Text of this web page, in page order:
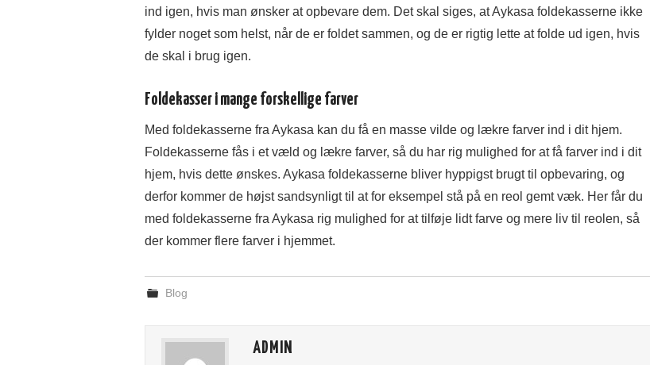
ind igen, hvis man ønsker at opbevare dem. Det skal siges, at Aykasa foldekasserne ikke
fylder noget som helst, når de er foldet sammen, og de er rigtig lette at folde ud igen, hvis
de skal i brug igen.
Foldekasser i mange forskellige farver
Med foldekasserne fra Aykasa kan du få en masse vilde og lækre farver ind i dit hjem.
Foldekasserne fås i et væld og lækre farver, så du har rig mulighed for at få farver ind i dit
hjem, hvis dette ønskes. Aykasa foldekasserne bliver hyppigst brugt til opbevaring, og
derfor kommer de højst sandsynligt til at for eksempel stå på en reol gemt væk. Her får du
med foldekasserne fra Aykasa rig mulighed for at tilføje lidt farve og mere liv til reolen, så
der kommer flere farver i hjemmet.
Blog
ADMIN